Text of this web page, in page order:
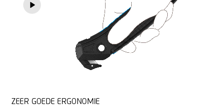
ZEER GOEDE ERGONOMIE